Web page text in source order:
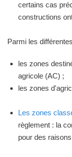
certains cas
constructions
Parmi les
les zones
agricole (AC) ;
les zones
Les zones
règlement : la
pour des